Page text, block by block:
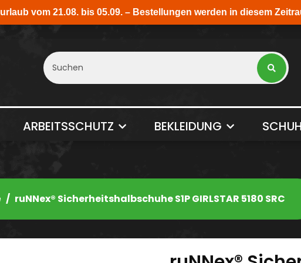
ARBEITSSCHUTZ BEKLEIDUNG
ruNNex® Sicherheitshalbschuhe S1P GIRLSTAR 5180 SRC